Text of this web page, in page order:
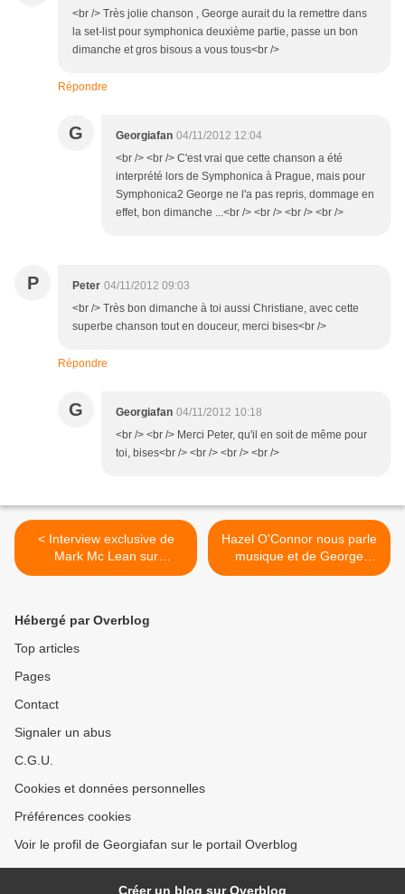
<br /> Très jolie chanson , George aurait du la remettre dans
la set-list pour symphonica deuxième partie, passe un bon
dimanche et gros bisous a vous tous<br />
Répondre
G Georgiafan 04/11/2012 12:04
<br /> <br /> C'est vrai que cette chanson a été
interprété lors de Symphonica à Prague, mais pour
Symphonica2 George ne l'a pas repris, dommage en
effet, bon dimanche ...<br /> <br /> <br /> <br />
P Peter 04/11/2012 09:03
<br /> Très bon dimanche à toi aussi Christiane, avec cette
superbe chanson tout en douceur, merci bises<br />
Répondre
G Georgiafan 04/11/2012 10:18
<br /> <br /> Merci Peter, qu'il en soit de même pour
toi, bises<br /> <br /> <br /> <br />
< Interview exclusive de
Mark Mc Lean sur
Symphonica !!
Hazel O'Connor nous parle
musique et de George
Michael !! >
Hébergé par Overblog
Top articles
Pages
Contact
Signaler un abus
C.G.U.
Cookies et données personnelles
Préférences cookies
Voir le profil de Georgiafan sur le portail Overblog
Créer un blog sur Overblog